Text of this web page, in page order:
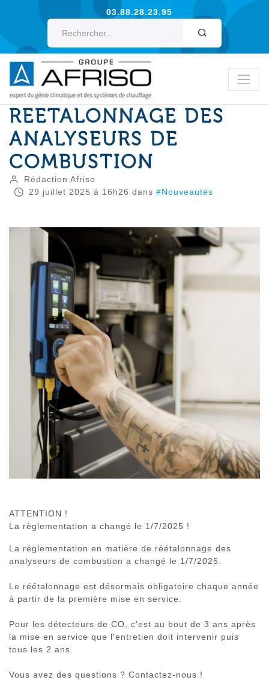
03.88.28.23.95
REETALONNAGE DES
ANALYSEURS DE
COMBUSTION
Rédaction Afriso
29 juillet 2025 à 16h26 dans #Nouveautés
ATTENTION !
La règlementation a changé le 1/7/2025 !
La réglementation en matière de réétalonnage des
analyseurs de combustion a changé le 1/7/2025.
Le réétalonnage est désormais obligatoire chaque année
à partir de la première mise en service.
Pour les détecteurs de CO, c'est au bout de 3 ans après
la mise en service que l'entretien doit intervenir puis
tous les 2 ans.
Vous avez des questions ? Contactez-nous !